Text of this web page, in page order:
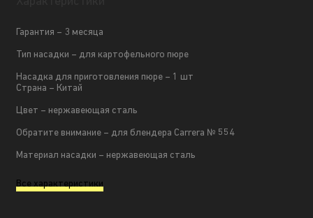
Гарантия – 3 месяца
Тип насадки – для картофельного пюре
Насадка для приготовления пюре – 1 шт
Страна – Китай
Цвет – нержавеющая сталь
Обратите внимание – для блендера Carrera № 554
Материал насадки – нержавеющая сталь
Все характеристики